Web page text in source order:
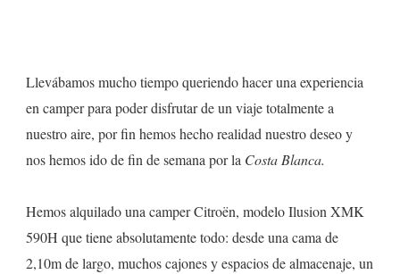
Blanca
Llevábamos mucho tiempo queriendo hacer una experiencia
en camper para poder disfrutar de un viaje totalmente a
nuestro aire, por fin hemos hecho realidad nuestro deseo y
nos hemos ido de fin de semana por la Costa Blanca.
Hemos alquilado una camper Citroën, modelo Ilusion XMK
590H que tiene absolutamente todo: desde una cama de
2,10m de largo, muchos cajones y espacios de almacenaje, un